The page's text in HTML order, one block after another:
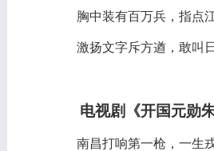
胸中装有百万兵，指点
激扬文字斥方遒，敢叫
电视剧《开国元勋
南昌打响第一枪，一生